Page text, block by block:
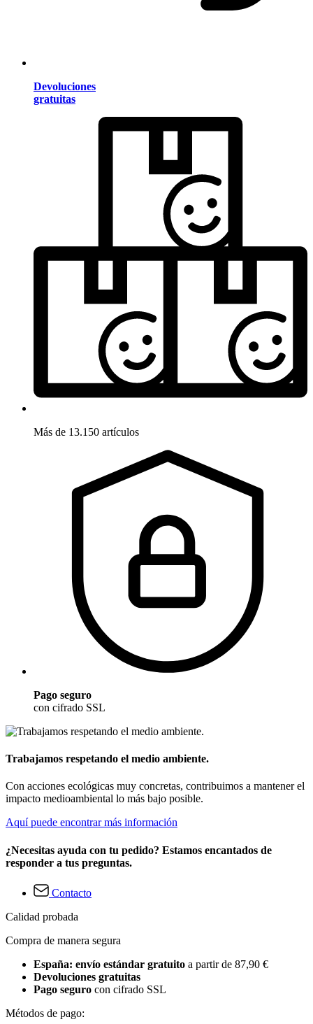
Devoluciones
gratuitas
Más de 13.150 artículos
Pago seguro
con cifrado SSL
Trabajamos respetando el medio ambiente.
Con acciones ecológicas muy concretas, contribuimos a mantener el
impacto medioambiental lo más bajo posible.
Aquí puede encontrar más información
¿Necesitas ayuda con tu pedido? Estamos encantados de
responder a tus preguntas.
Contacto
Calidad probada
Compra de manera segura
España: envío estándar gratuito a partir de 87,90 €
Devoluciones gratuitas
Pago seguro con cifrado SSL
Métodos de pago: